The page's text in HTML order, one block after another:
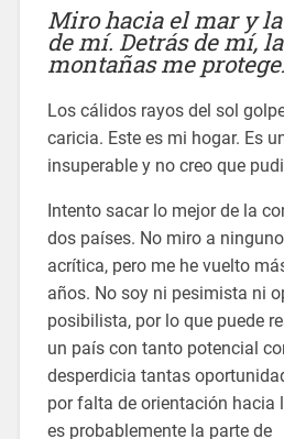
Miro hacia el mar y
de mí. Detrás de mí,
montañas me
Los cálidos rayos del sol
caricia. Este es mi hogar. Es
insuperable y no creo que
Intento sacar lo mejor de la
dos países. No miro a
acrítica, pero me he vuelto
años. No soy ni pesimista ni
posibilista, por lo que puede
un país con tanto potencial
desperdicia tantas
por falta de orientación hacia
es probablemente la parte de